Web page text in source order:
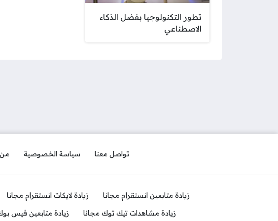
تطور التكنولوجيا بفضل الذكاء
الاصطناعي
تواصل معنا سياسة الخصوصية
زيادة متابعين انستقرام مجانا زيادة لايكات انستقرام مجانا
زيادة مشاهدات تيك توك مجانا
زيادة متابعين فيس